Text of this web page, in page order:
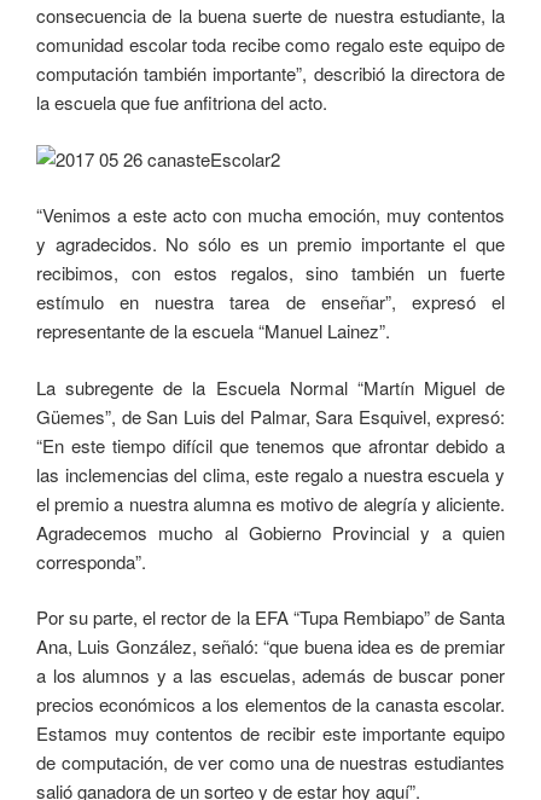
consecuencia de la buena suerte de nuestra estudiante, la
comunidad escolar toda recibe como regalo este equipo de
computación también importante”, describió la directora de
la escuela que fue anfitriona del acto.
“Venimos a este acto con mucha emoción, muy contentos
y agradecidos. No sólo es un premio importante el que
recibimos, con estos regalos, sino también un fuerte
estímulo en nuestra tarea de enseñar”, expresó el
representante de la escuela “Manuel Lainez”.
La subregente de la Escuela Normal “Martín Miguel de
Güemes”, de San Luis del Palmar, Sara Esquivel, expresó:
“En este tiempo difícil que tenemos que afrontar debido a
las inclemencias del clima, este regalo a nuestra escuela y
el premio a nuestra alumna es motivo de alegría y aliciente.
Agradecemos mucho al Gobierno Provincial y a quien
corresponda”.
Por su parte, el rector de la EFA “Tupa Rembiapo” de Santa
Ana, Luis González, señaló: “que buena idea es de premiar
a los alumnos y a las escuelas, además de buscar poner
precios económicos a los elementos de la canasta escolar.
Estamos muy contentos de recibir este importante equipo
de computación, de ver como una de nuestras estudiantes
salió ganadora de un sorteo y de estar hoy aquí”.